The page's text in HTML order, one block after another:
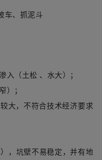
）；
，坑壁不易稳定，并有地
受条件的限制，开挖深度
基土质较好、渗水量较小
（锚索）挂网喷射混凝土
固。2）当基坑为不稳定的